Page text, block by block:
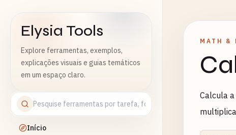
Elysia Tools
Explore ferramentas, exemplos,
explicações visuais e guias temáticos
em um espaço claro.
Início
MATH &
Calcula